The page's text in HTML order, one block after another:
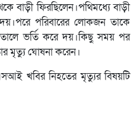
ফিরছিলেন।পথিমধ্যে বাড়ী
পরিবারের লোকজন তাকে
ভর্তি করে দয়।কিছু সময় পর
মৃত্যু ঘোষনা করেন।
খবির নিহতের মৃত্যুর বিষয়টি